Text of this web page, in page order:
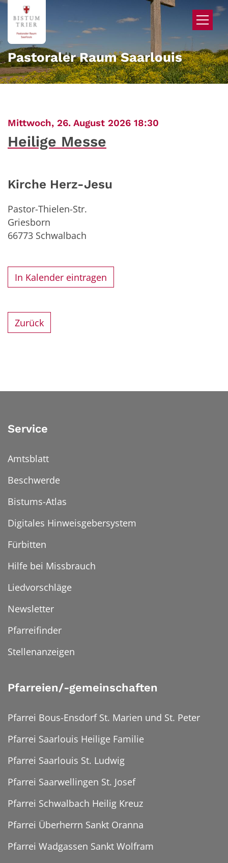
Zum Inhalt springen
Pastoraler Raum Saarlouis
Mittwoch, 26. August 2026 18:30
Heilige Messe
Kirche Herz-Jesu
Pastor-Thielen-Str.
Griesborn
66773 Schwalbach
In Kalender eintragen
Zurück
Service
Amtsblatt
Beschwerde
Bistums-Atlas
Digitales Hinweisgebersystem
Fürbitten
Hilfe bei Missbrauch
Liedvorschläge
Newsletter
Pfarreifinder
Stellenanzeigen
Pfarreien/-gemeinschaften
Pfarrei Bous-Ensdorf St. Marien und St. Peter
Pfarrei Saarlouis Heilige Familie
Pfarrei Saarlouis St. Ludwig
Pfarrei Saarwellingen St. Josef
Pfarrei Schwalbach Heilig Kreuz
Pfarrei Überherrn Sankt Oranna
Pfarrei Wadgassen Sankt Wolfram